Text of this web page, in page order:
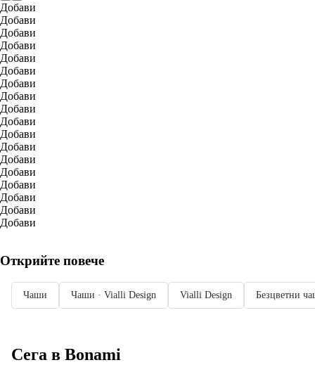
Добави
Добави
Добави
Добави
Добави
Добави
Добави
Добави
Добави
Добави
Добави
Добави
Добави
Добави
Добави
Добави
Добави
Добави
Открийте повече
Чаши Чаши · Vialli Design Vialli Design Безцветни
Сега в Bonami